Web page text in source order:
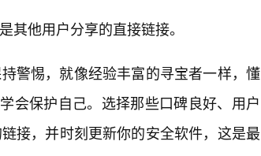
其他用户分享的直接链接。
警惕，就像经验丰富的寻宝者一样，懂
会保护自己。选择那些口碑良好、用户
接，并时刻更新你的安全软件，这是最